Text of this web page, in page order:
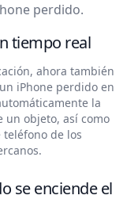
perdido.
tiempo real
ahora también
iPhone perdido en
la
un objeto, así como
de los
se enciende el